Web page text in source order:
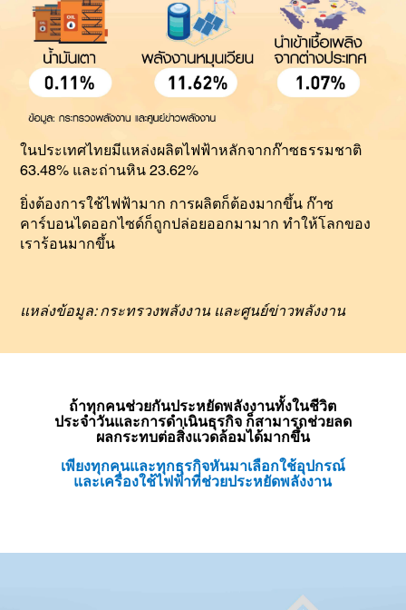
ในประเทศไทยมีแหล่งผลิตไฟฟ้าหลักจากก๊าซธรรมชาติ
63.48% และถ่านหิน 23.62%
ยิ่งต้องการใช้ไฟฟ้ามาก การผลิตก็ต้องมากขึ้น ก๊าซ
คาร์บอนไดออกไซด์ก็ถูกปล่อยออกมามาก ทำให้โลกของ
เราร้อนมากขึ้น
แหล่งข้อมูล: กระทรวงพลังงาน และศูนย์ข่าวพลังงาน
ถ้าทุกคนช่วยกันประหยัดพลังงานทั้งในชีวิต
ประจำวันและการดำเนินธุรกิจ ก็สามารถช่วยลด
ผลกระทบต่อสิ่งแวดล้อมได้มากขึ้น
เพียงทุกคนและทุกธุรกิจหันมาเลือกใช้อุปกรณ์
และเครื่องใช้ไฟฟ้าที่ช่วยประหยัดพลังงาน